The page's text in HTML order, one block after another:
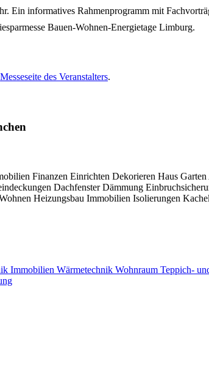
Ein informatives Rahmenprogramm mit
Bauen-Wohnen-Energietage Limburg.
Messeseite des Veranstalters.
Finanzen Einrichten Dekorieren Haus Garten
DachfensterDämmung
Heizungsbau Immobilien Isolierungen
Immobilien Wärmetechnik Wohnraum Teppich-